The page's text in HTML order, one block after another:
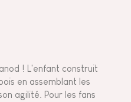
! L'enfant construit
en assemblant les
agilité. Pour les fans